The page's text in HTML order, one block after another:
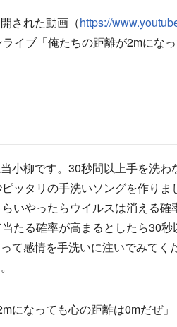
された動画（https://
イブ「俺たちの距離が2mにな
柳です。30秒間以上手を洗わ
ッタリの手洗いソングを作りま
いやったらウイルスは消える確
たる確率が高まるとしたら30
て感情を手洗いに注いでみてく
になっても心の距離は0mだぜ」